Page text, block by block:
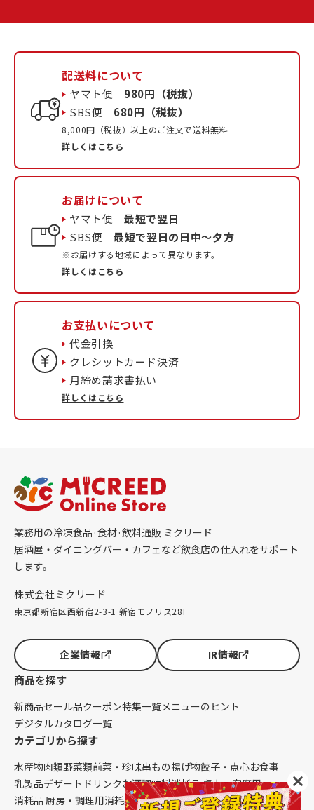
配送料について
ヤマト便 980円（税抜）
SBS便 680円（税抜）
8,000円（税抜）以上のご注文で送料無料
詳しくはこちら
お届けについて
ヤマト便最短で翌日
SBS便最短で翌日の日中〜夕方
※お届けする地域によって異なります。
詳しくはこちら
お支払いについて
代金引換
クレシットカード決済
月締め請求書払い
詳しくはこちら
業務用の冷凍食品·食材·飲料通販 ミクリード
居酒屋・ダイニングバー・カフェなど飲食店の仕入れをサポート
します。
株式会社ミクリード
東京都新宿区西新宿2-3-1 新宿モノリス28F
企業情報 IR情報
商品を探す
新商品セール品クーポン特集一覧メニューのヒント
デジタルカタログ一覧
カテゴリから探す
水産物肉類野菜類前菜・珍味串もの揚げ物餃子・点心お食事
乳製品デザート ドリンク お酒調味料消耗品 卓上・客席用
消耗品 厨房・調理用消耗品 クレンリネス生鮮品（配送便限定）